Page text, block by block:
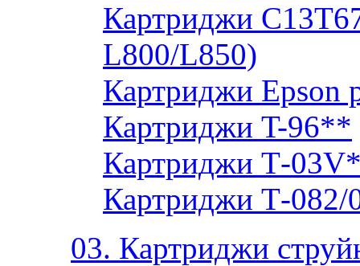
Картриджи
L800/L850)
Картриджи Epson
Картриджи T-96**
Картриджи Т-
Картриджи Т-
03. Картриджи